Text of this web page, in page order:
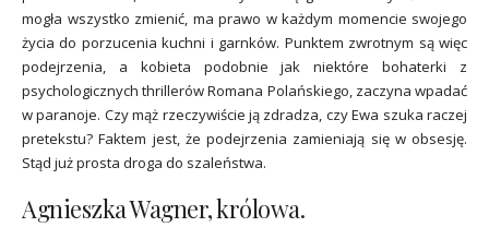
mogła wszystko zmienić, ma prawo w każdym momencie swojego
życia do porzucenia kuchni i garnków. Punktem zwrotnym są więc
podejrzenia, a kobieta podobnie jak niektóre bohaterki z
psychologicznych thrillerów Romana Polańskiego, zaczyna wpadać
w paranoje. Czy mąż rzeczywiście ją zdradza, czy Ewa szuka raczej
pretekstu? Faktem jest, że podejrzenia zamieniają się w obsesję.
Stąd już prosta droga do szaleństwa.
Agnieszka Wagner, królowa.